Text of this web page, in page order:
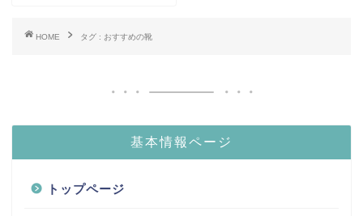
HOME タグ : おすすめの靴
基本情報ページ
トップページ